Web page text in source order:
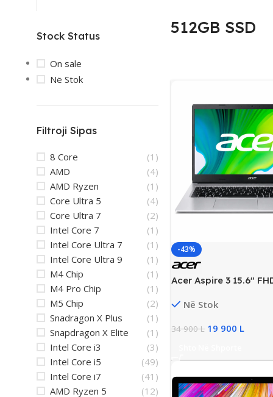
Stock Status
On sale
Në Stok
Filtroji Sipas
8 Core
(1)
AMD
(4)
AMD Ryzen
(1)
Core Ultra 5
(4)
Core Ultra 7
(2)
Intel Core 7
(1)
Intel Core Ultra 7
(1)
Intel Core Ultra 9
(1)
M4 Chip
(1)
M4 Pro Chip
(1)
M5 Chip
(2)
Snadragon X Plus
(1)
Snapdragon X Elite
(1)
Intel Core i3
(3)
Intel Core i5
(49)
Intel Core i7
(41)
AMD Ryzen 5
(12)
512GB SSD
-43%
Acer Aspire 3 15.6″
SSDNë Stok
34 900L 19 900 L